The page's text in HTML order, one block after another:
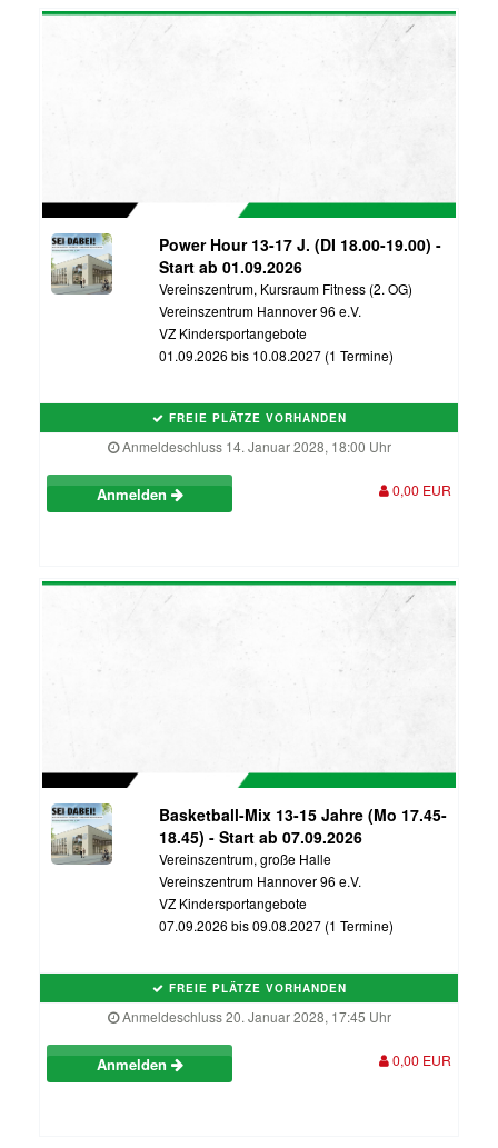
Power Hour 13-17 J. (DI 18.00-19.00) -
Start ab 01.09.2026
Vereinszentrum, Kursraum Fitness (2. OG)
Vereinszentrum Hannover 96 e.V.
VZ Kindersportangebote
01.09.2026 bis 10.08.2027 (1 Termine)
FREIE PLÄTZE VORHANDEN
Anmeldeschluss 14. Januar 2028, 18:00 Uhr
Anmelden 0,00 EUR
Basketball-Mix 13-15 Jahre (Mo 17.45-
18.45) - Start ab 07.09.2026
Vereinszentrum, große Halle
Vereinszentrum Hannover 96 e.V.
VZ Kindersportangebote
07.09.2026 bis 09.08.2027 (1 Termine)
FREIE PLÄTZE VORHANDEN
Anmeldeschluss 20. Januar 2028, 17:45 Uhr
Anmelden 0,00 EUR